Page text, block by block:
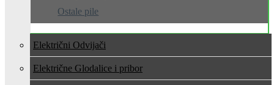
Ostale pile
Električni Odvijači
Električne Glodalice i pribor